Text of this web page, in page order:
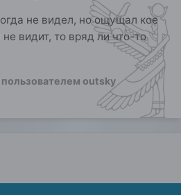
не видел, но ощущал кое
видит, то вряд ли что-то
пользователем outsky